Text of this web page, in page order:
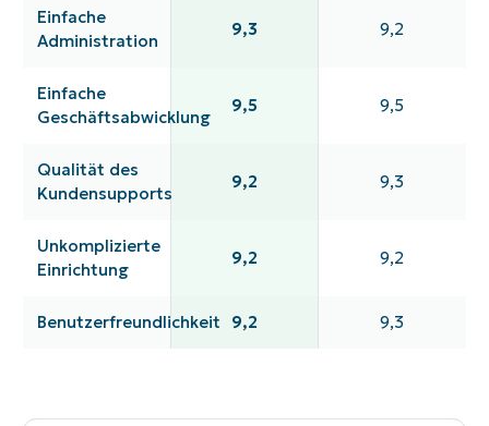
Einfache
Administration
9,3 9,2
Einfache
Geschäftsabwicklung
9,5 9,5
Qualität des
Kundensupports
9,2 9,3
Unkomplizierte
Einrichtung
9,2 9,2
Benutzerfreundlichkeit 9,2 9,3